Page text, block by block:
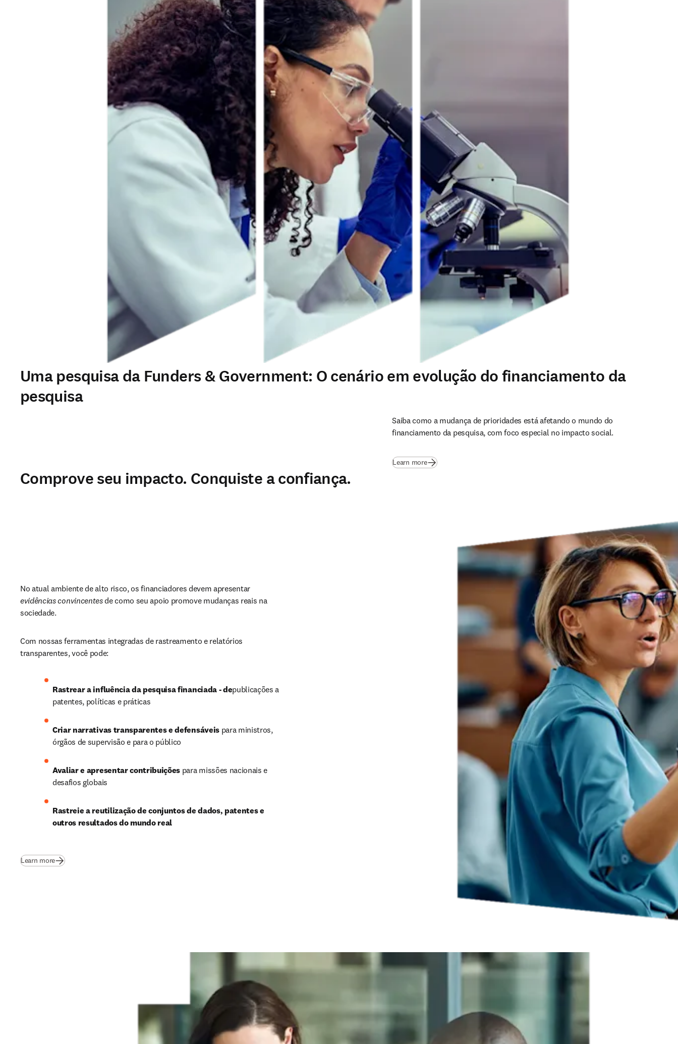
Uma pesquisa da Funders & Government: O cenário em evolução do financiamento da
pesquisa
Saiba como a mudança de prioridades está afetando o mundo do
financiamento da pesquisa, com foco especial no impacto social.
Learn more(abre em uma nova guia/janela
Comprove seu impacto. Conquiste a confiança.
No atual ambiente de alto risco, os financiadores devem apresentar
evidências convincentes de como seu apoio promove mudanças reais na
sociedade.
Com nossas ferramentas integradas de rastreamento e relatórios
transparentes, você pode:
Rastrear a influência da pesquisa financiada - depublicações a
patentes, políticas e práticas
Criar narrativas transparentes e defensáveis para ministros,
órgãos de supervisão e para o público
Avaliar e apresentar contribuições para missões nacionais e
desafios globais
Rastreie a reutilização de conjuntos de dados, patentes e
outros resultados do mundo real
Learn more(abre em uma nova guia/janela